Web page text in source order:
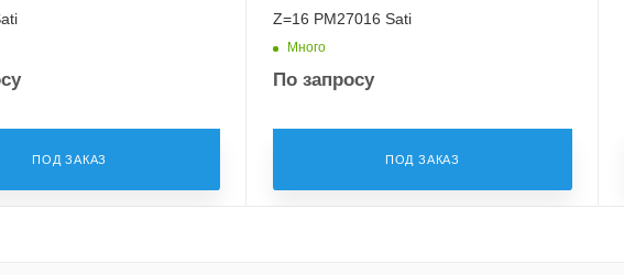
ПОД ЗАКАЗ
Z=16 PM27016 Sati
Много
По запросу
ПОД ЗАКАЗ